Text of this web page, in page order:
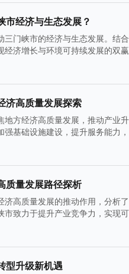
市经济与生态发展？
门峡市的经济与生态发展。结
济增长与环境可持续发展的双
济高质量发展探索
方经济高质量发展，推动产业
基础设施建设，提升服务能力
质量发展路径探析
高质量发展的推动作用，分析
致力于提升产业竞争力，实现
型升级新机遇